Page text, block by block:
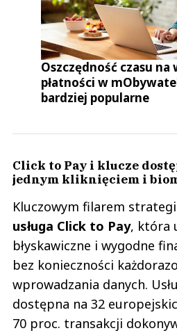
Oszczędność czasu na
płatności w
bardziej popularne
Click to Pay i klucze
jednym kliknięciem i
Kluczowym filarem
usługa Click to Pay, która
błyskawiczne i wygodne
bez konieczności
wprowadzania danych.
dostępna na 32
70 proc. transakcji